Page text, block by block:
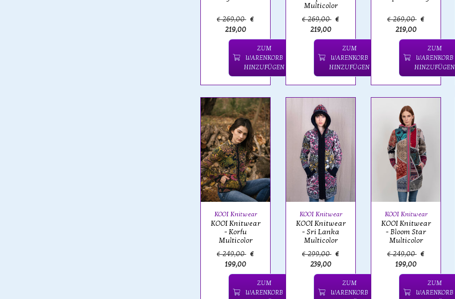
€ 269,00 €
219,00
ZUM
WARENKORB
HINZUFÜGEN
Multicolor
€ 269,00 €
219,00
ZUM
WARENKORB
HINZUFÜGEN
€ 269,00 €
219,00
ZUM
WARENKORB
HINZUFÜGEN
KOOI Knitwear
KOOI Knitwear
- Korfu
Multicolor
€ 249,00 €
199,00
ZUM
WARENKORB
KOOI Knitwear
KOOI Knitwear
- Sri Lanka
Multicolor
€ 299,00 €
239,00
ZUM
WARENKORB
KOOI Knitwear
KOOI Knitwear
- Bloom Star
Multicolor
€ 249,00 €
199,00
ZUM
WARENKORB